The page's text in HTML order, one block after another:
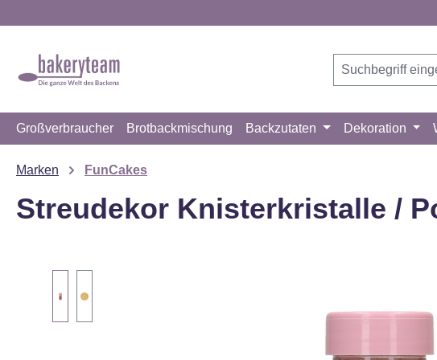
Großverbraucher Brotbackmischung Backzutaten Dekoration
Marken FunCakes
Streudekor Knisterkristalle /